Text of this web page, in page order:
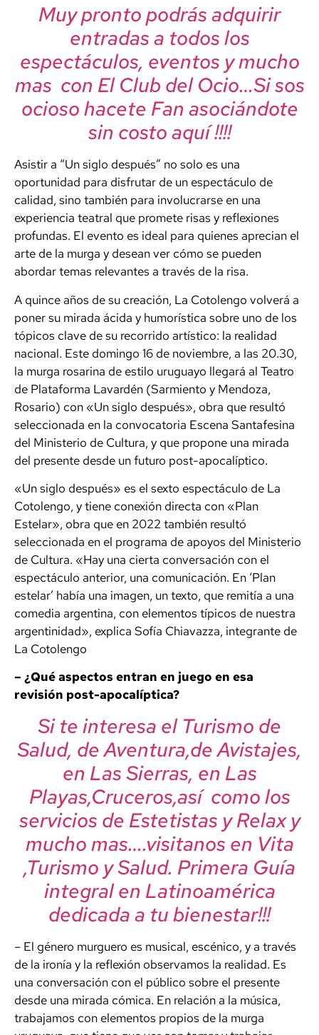
Muy pronto podrás adquirir
entradas a todos los
espectáculos, eventos y mucho
mas con El Club del Ocio…Si sos
ocioso hacete Fan asociándote
sin costo aquí !!!!
Asistir a “Un siglo después” no solo es una
oportunidad para disfrutar de un espectáculo de
calidad, sino también para involucrarse en una
experiencia teatral que promete risas y reflexiones
profundas. El evento es ideal para quienes aprecian el
arte de la murga y desean ver cómo se pueden
abordar temas relevantes a través de la risa.
A quince años de su creación, La Cotolengo volverá a
poner su mirada ácida y humorística sobre uno de los
tópicos clave de su recorrido artístico: la realidad
nacional. Este domingo 16 de noviembre, a las 20.30,
la murga rosarina de estilo uruguayo llegará al Teatro
de Plataforma Lavardén (Sarmiento y Mendoza,
Rosario) con «Un siglo después», obra que resultó
seleccionada en la convocatoria Escena Santafesina
del Ministerio de Cultura, y que propone una mirada
del presente desde un futuro post-apocalíptico.
«Un siglo después» es el sexto espectáculo de La
Cotolengo, y tiene conexión directa con «Plan
Estelar», obra que en 2022 también resultó
seleccionada en el programa de apoyos del Ministerio
de Cultura. «Hay una cierta conversación con el
espectáculo anterior, una comunicación. En ‘Plan
estelar’ había una imagen, un texto, que remitía a una
comedia argentina, con elementos típicos de nuestra
argentinidad», explica Sofía Chiavazza, integrante de
La Cotolengo
– ¿Qué aspectos entran en juego en esa
revisión post-apocalíptica?
Si te interesa el Turismo de
Salud, de Aventura,de Avistajes,
en Las Sierras, en Las
Playas,Cruceros,así como los
servicios de Estetistas y Relax y
mucho mas….visitanos en Vita
,Turismo y Salud. Primera Guía
integral en Latinoamérica
dedicada a tu bienestar!!!
– El género murguero es musical, escénico, y a través
de la ironía y la reflexión observamos la realidad. Es
una conversación con el público sobre el presente
desde una mirada cómica. En relación a la música,
trabajamos con elementos propios de la murga